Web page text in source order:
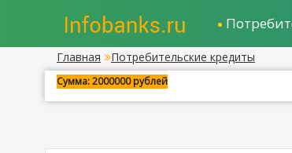
Главная Потребительские кредиты
Сумма: 2000000 рублей